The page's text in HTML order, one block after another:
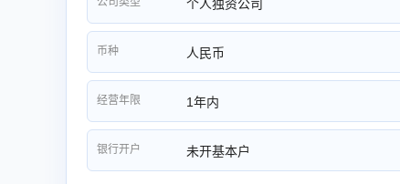
个人独资公司
币种 人民币
经营年限 1年内
银行开户 未开基本户